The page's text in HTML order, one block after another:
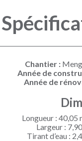
Chantier :
Année de
Année de
Longueur : 40,05
Largeur :
Tirant d’eau :